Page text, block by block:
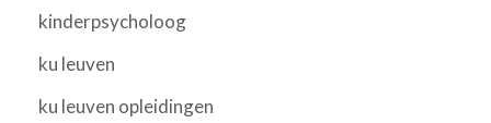
kinderpsycholoog
ku leuven
ku leuven opleidingen